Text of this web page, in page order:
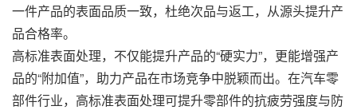
一件产品的表面品质一致，杜绝次品与返工，从源头提升产
品合格率。
高标准表面处理，不仅能提升产品的“硬实力”，更能增强产
品的“附加值”，助力产品在市场竞争中脱颖而出。在汽车零
部件行业，高标准表面处理可提升零部件的抗疲劳强度与防